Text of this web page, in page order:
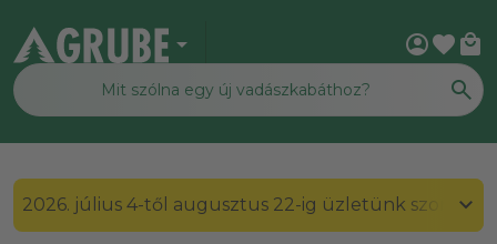
arrow_drop_down account_circlefavorite local_mall
2026. július 4-től augusztus 22-ig üzletünk